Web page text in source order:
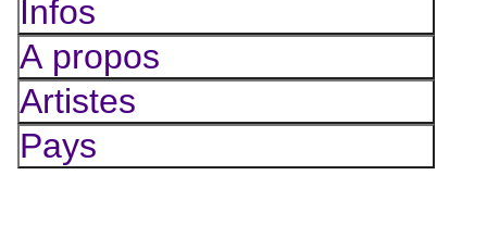
Infos
A propos
Artistes
Pays